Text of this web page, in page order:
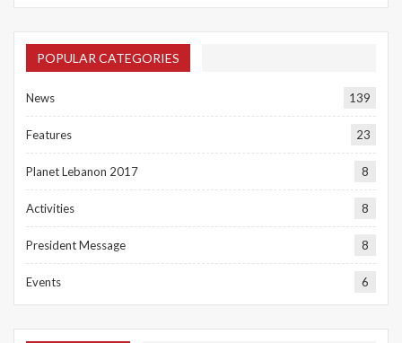
POPULAR CATEGORIES
News 139
Features 23
Planet Lebanon 2017 8
Activities 8
President Message 8
Events 6